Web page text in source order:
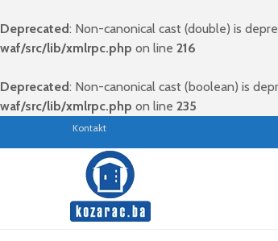
Deprecated: Non-canonical cast (double) is
waf/src/lib/xmlrpc.php on line 216
Deprecated: Non-canonical cast (boolean) is
waf/src/lib/xmlrpc.php on line 235
Kontakt